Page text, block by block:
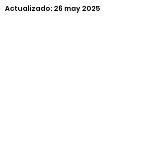
Actualizado: 26 may 2025